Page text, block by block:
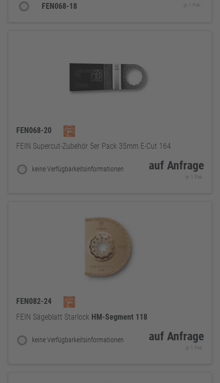
FEN068-18 je 1 Pak.
FEN068-20
FEIN Supercut-Zubehör 5er Pack 35mm E-Cut 164
keine Verfügbarkeitsinformationen auf Anfrage
je 1 Pak.
FEN082-24
FEIN Sägeblatt Starlock HM-Segment 118
keine Verfügbarkeitsinformationen auf Anfrage
je 1 Pak.